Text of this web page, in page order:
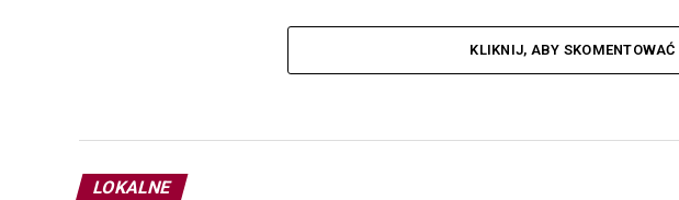
KLIKNIJ, ABY SKOMENTOWAĆ
LOKALNE